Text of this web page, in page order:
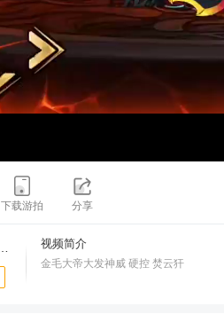
下载游拍 分享
视频简介
金毛大帝大发神威 硬控 焚云犴